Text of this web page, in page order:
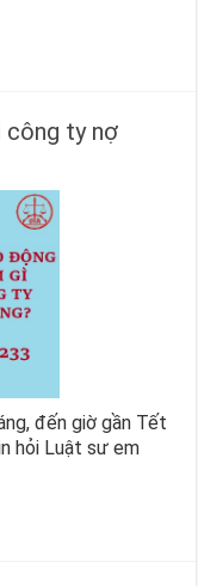
công ty nợ
đến giờ gần Tết
hỏi Luật sư em